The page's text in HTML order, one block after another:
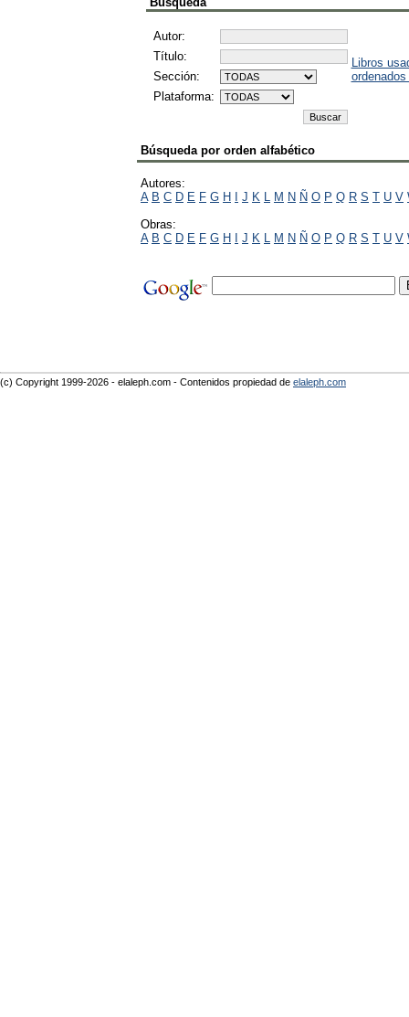
Autor:
Título:
Sección:
Plataforma:
Libros
Búsqueda por orden alfabético
Autores:
A B C D E F G H I J K L M N Ñ O P Q R S T U V
Obras:
A B C D E F G H I J K L M N Ñ O P Q R S T U V
(c) Copyright 1999-2026 - elaleph.com - Contenidos propiedad de elaleph.com